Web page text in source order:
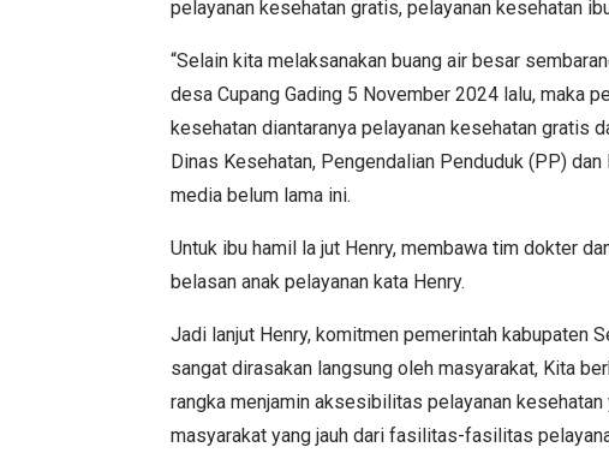
pelayanan kesehatan gratis, pelayanan kesehatan
“Selain kita melaksanakan buang air besar
desa Cupang Gading 5 November 2024 lalu, maka
kesehatan diantaranya pelayanan kesehatan gratis
Dinas Kesehatan, Pengendalian Penduduk (PP)
media belum lama ini.
Untuk ibu hamil la jut Henry, membawa tim dokter
belasan anak pelayanan kata Henry.
Jadi lanjut Henry, komitmen pemerintah kabupaten
sangat dirasakan langsung oleh masyarakat, Kita
rangka menjamin aksesibilitas pelayanan
masyarakat yang jauh dari fasilitas-fasilitas